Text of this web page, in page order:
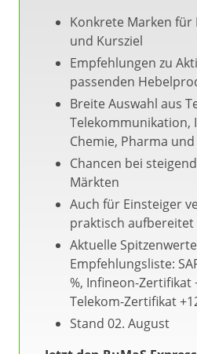
Konkrete Marken für
und Kursziel
Empfehlungen zu
passenden
Breite Auswahl aus
Telekommunikation,
Chemie, Pharma
Chancen bei
Märkten
Auch für Einsteiger
praktisch aufbereitet
Aktuelle
Empfehlungsliste:
%, Infineon-Zertifikat
Telekom-Zertifikat
Stand 02. August